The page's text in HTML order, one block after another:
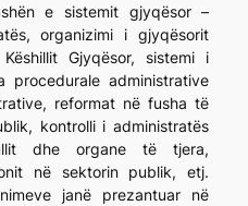
e sistemit gjyqësor –
organizimi i gjyqësorit
Gjyqësor, sistemi i
procedurale administrative
reformat në fusha të
kontrolli i administratës
dhe organe të tjera,
në sektorin publik, etj.
janë prezantuar në